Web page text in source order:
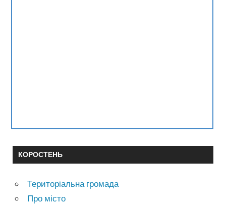
КОРОСТЕНЬ
Територіальна громада
Про місто